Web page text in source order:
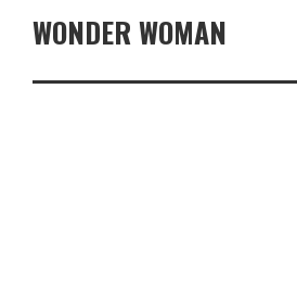
WONDER WOMAN